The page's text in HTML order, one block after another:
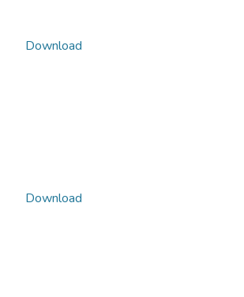
Download
Download